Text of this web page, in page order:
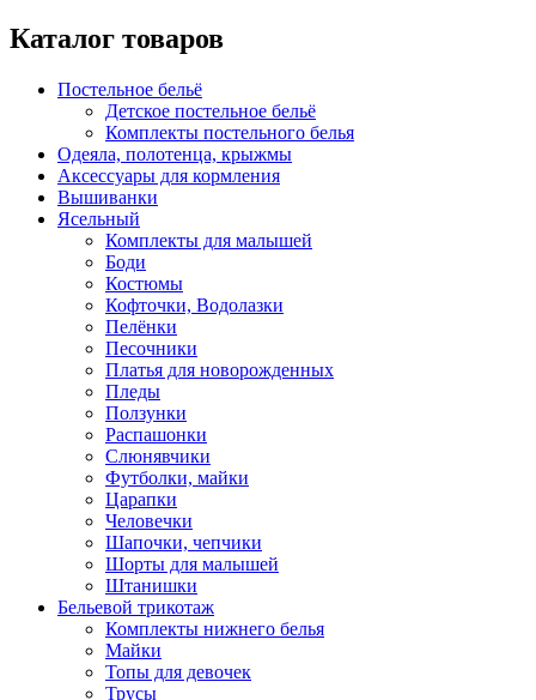
Каталог товаров
Постельное бельё
Детское постельное бельё
Комплекты постельного белья
Одеяла, полотенца, крыжмы
Аксессуары для кормления
Вышиванки
Ясельный
Комплекты для малышей
Боди
Костюмы
Кофточки, Водолазки
Пелёнки
Песочники
Платья для новорожденных
Пледы
Ползунки
Распашонки
Слюнявчики
Футболки, майки
Царапки
Человечки
Шапочки, чепчики
Шорты для малышей
Штанишки
Бельевой трикотаж
Комплекты нижнего белья
Майки
Топы для девочек
Трусы